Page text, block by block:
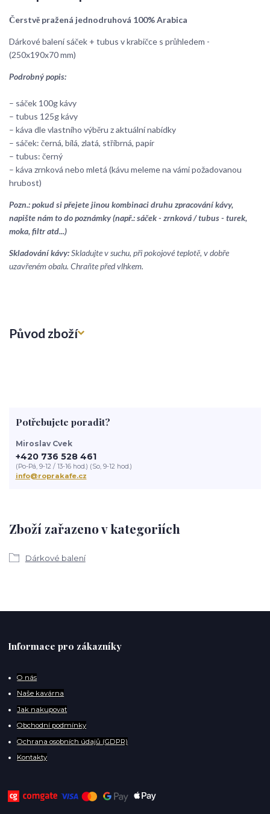
Čerstvě pražená jednodruhová 100% Arabica
Dárkové balení sáček + tubus v krabičce s průhledem -
(250x190x70 mm)
Podrobný popis:
– sáček 100g kávy
– tubus 125g kávy
– káva dle vlastního výběru z aktuální nabídky
– sáček: černá, bílá, zlatá, stříbrná, papír
– tubus: černý
– káva zrnková nebo mletá (kávu meleme na vámi požadovanou
hrubost)
Pozn.: pokud si přejete jinou kombinaci druhu zpracování kávy,
napište nám to do poznámky (např.: sáček - zrnková / tubus - turek,
moka, filtr atd...)
Skladování kávy:Skladujte v suchu, při pokojové teplotě, v dobře
uzavřeném obalu. Chraňte před vlhkem.
Původ zboží
Zboží zařazeno v kategoriích
Dárkové balení
Potřebujete poradit?
Miroslav Cvek
+420 736 528 461
(Po-Pá, 9-12 / 13-16 hod.) (So, 9-12 hod.)
info@roprakafe.cz
Informace pro zákazníky
O nás
Naše kavárna
Jak nakupovat
Obchodní podmínky
Ochrana osobních údajů (GDPR)
Kontakty